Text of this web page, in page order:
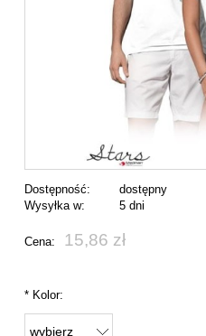
Dostępność:
dostępny
Wysyłka w:
5 dni
Cena: 15,86 zł
*Kolor: